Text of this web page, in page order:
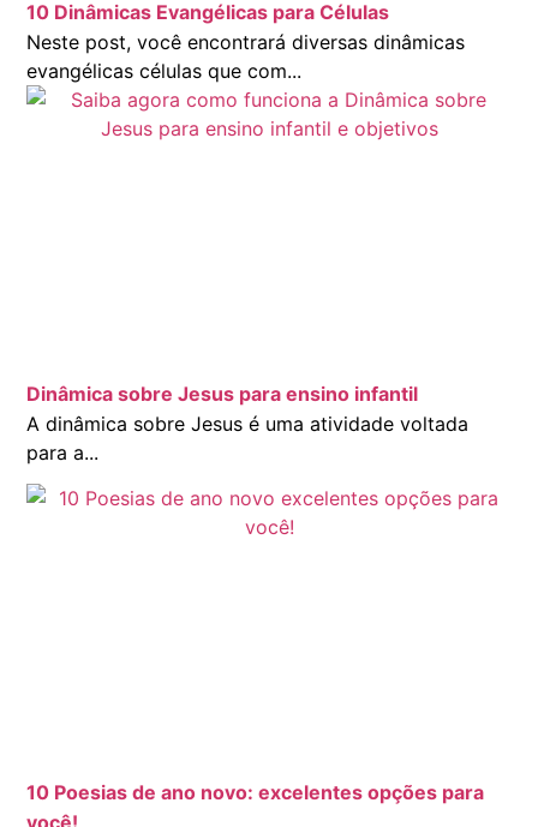
10 Dinâmicas Evangélicas para Células
Neste post, você encontrará diversas dinâmicas
evangélicas células que com...
Dinâmica sobre Jesus para ensino infantil
A dinâmica sobre Jesus é uma atividade voltada
para a...
10 Poesias de ano novo: excelentes opções para